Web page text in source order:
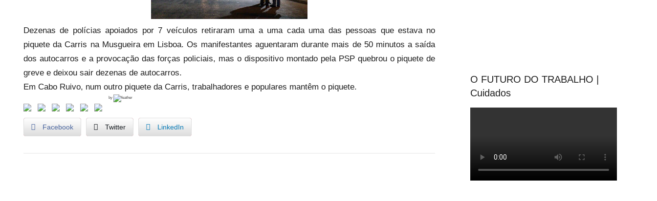
i
o
s
f
e
x
Dezenas de polícias apoiados por 7 veículos retiraram uma a uma cada uma das pessoas que estava no
piquete da Carris na Musgueira em Lisboa. Os manifestantes aguentaram durante mais de 50 minutos a saída
dos autocarros e a provocação das forças policiais, mas o dispositivo montado pela PSP quebrou o piquete de
greve e deixou sair dezenas de autocarros.
Em Cabo Ruivo, num outro piquete da Carris, trabalhadores e populares mantêm o piquete.
by
Facebook Twitter LinkedIn
O FUTURO DO TRABALHO |
Cuidados